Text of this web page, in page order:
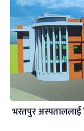
भरतपुर अस्पताललाई